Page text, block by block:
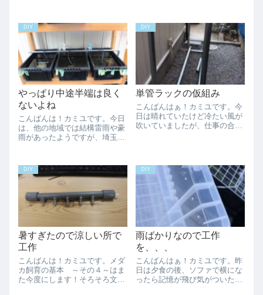
様、ステッカー交換お願いしま
ーす！ケチったので自分でカッ
トするタイプです、、、既に連
絡を頂いた方に送ろう...
て玄関の段差に沿わせます。
PSBは抑えに使ってます笑余っ
た配管では長さが足らなかった
ので継ぎ手で調整...
DIY
やっぱり中途半端は良く
ないよね
こんばんは！カミユです。今日
は、他の地域では結構雷雨や豪
雨があったようですが、埼玉県
い感じの日でした。来週も天気
予報では先日までの危険な暑さ
は無いようなので一安心ですか
ね、、、ただ、虫...
DIY
単管ラックの仮組み
こんばんはぁ！カミユです。今
日は晴れていたけど冷たい風が
吹いていましたが、仕事の合間
余裕はなかったです。まだ中間
の棚を入れていな...
DIY
暑すぎたので涼しい所で
工作
こんばんは！カミユです。メダ
カ飼育の基本 ～その４～はま
た今度にします！そろそろ文章
DIY
雨ばかりなので工作
を、、、
こんばんはぁ！カミユです。昨
日は夕食の後、ソファで横にな
ったら記憶が飛び気がついたら